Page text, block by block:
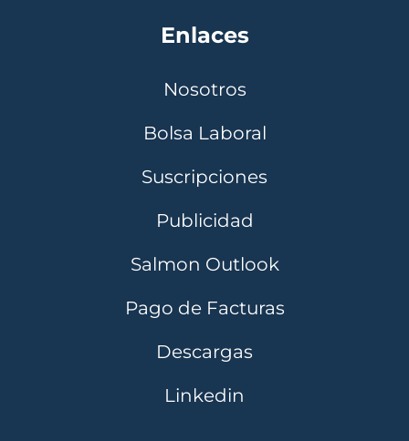
Enlaces
Nosotros
Bolsa Laboral
Suscripciones
Publicidad
Salmon Outlook
Pago de Facturas
Descargas
Linkedin